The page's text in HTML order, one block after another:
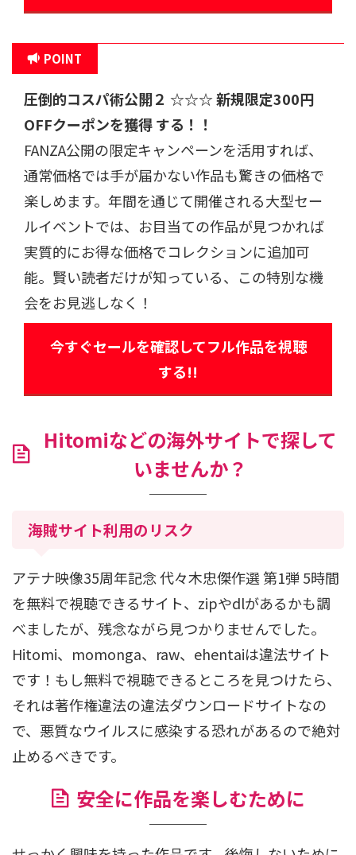
POINT
圧倒的コスパ術公開２ ☆☆☆新規限定300円
OFFクーポンを獲得 する！！
FANZA公開の限定キャンペーンを活用すれば、
通常価格では手が届かない作品も驚きの価格で
楽しめます。年間を通じて開催される大型セー
ルイベントでは、お目当ての作品が見つかれば
実質的にお得な価格でコレクションに追加可
能。賢い読者だけが知っている、この特別な機
会をお見逃しなく！
今すぐセールを確認してフル作品を視聴
する!!
Hitomiなどの海外サイトで探して
いませんか？
海賊サイト利用のリスク
アテナ映像35周年記念 代々木忠傑作選 第1弾 5時間
を無料で視聴できるサイト、zipやdlがあるかも調
べましたが、残念ながら見つかりませんでした。
Hitomi、momonga、raw、ehentaiは違法サイト
です！もし無料で視聴できるところを見つけたら、
それは著作権違法の違法ダウンロードサイトなの
で、悪質なウイルスに感染する恐れがあるので絶対
止めるべきです。
安全に作品を楽しむために